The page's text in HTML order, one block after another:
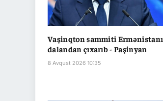
Vaşinqton sammiti Ermənistanı
dalandan çıxarıb - Paşinyan
8 Avqust 2026 10:35